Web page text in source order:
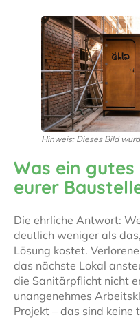
Hinweis: Dieses Bild
Was ein
eurer
Die ehrliche Antwort:
deutlich weniger als
Lösung kostet.
das nächste Lokal
die Sanitärpflicht nicht
unangenehmes
Projekt – das sind keine